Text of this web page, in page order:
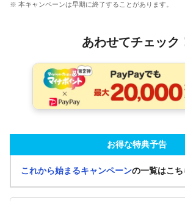
※ 本キャンペーンは早期に終了することがあります。
あわせてチェック
お得な特典予告
これから始まるキャンペーンの一覧はこち